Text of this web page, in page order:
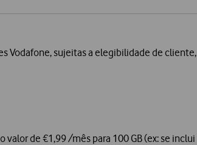
Vodafone, sujeitas a elegibilidade de
de €1,99 /mês para 100 GB (ex: se